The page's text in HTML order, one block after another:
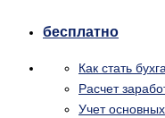
бесплатно
Как стать
Расчет
Учет